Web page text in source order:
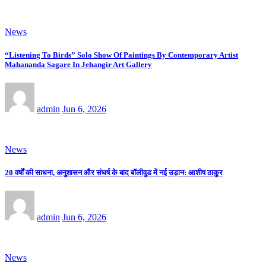
News
“Listening To Birds” Solo Show Of Paintings By Contemporary Artist
Mahananda Sagare In Jehangir Art Gallery
admin Jun 6, 2026
News
20 वर्षों की साधना, अनुशासन और संघर्ष के बाद बॉलीवुड में नई उड़ान: आशीष ठाकुर
admin Jun 6, 2026
News